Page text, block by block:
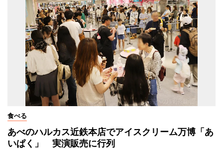
食べる
あべのハルカス近鉄本店でアイスクリーム万博「あ
いぱく」 実演販売に行列